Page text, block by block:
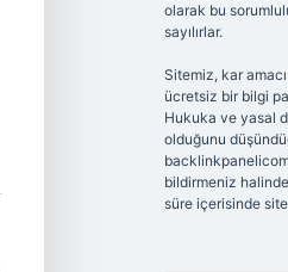
olarak bu
sayılırlar.
Sitemiz, kar
ücretsiz bir bilgi
Hukuka ve yasal
olduğunu
bildirmeniz
süre içerisinde